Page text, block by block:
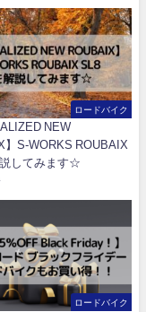
ロードバイク
NEW
】S-WORKS ROUBAIX
してみます☆
ロードバイク